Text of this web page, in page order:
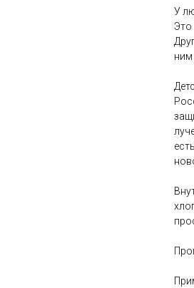
У
Это
ним